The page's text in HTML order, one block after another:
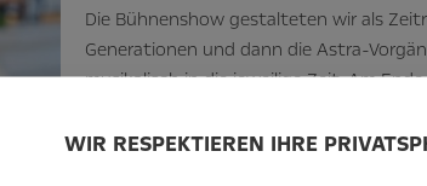
WIR RESPEKTIEREN IHRE
Die Bühnenshow gestalteten wir als
Generationen und dann die Astra-
musikalisch in die jeweilige Zeit. Am